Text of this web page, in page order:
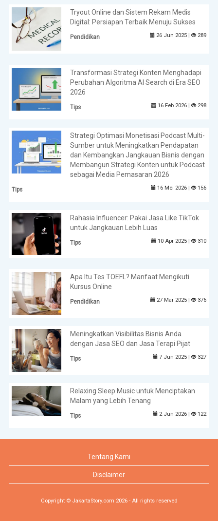
Tryout Online dan Sistem Rekam Medis
Digital: Persiapan Terbaik Menuju Sukses
Pendidikan 26 Jun 2025 | 289
Transformasi Strategi Konten Menghadapi
Perubahan Algoritma AI Search di Era SEO
2026
Tips 16 Feb 2026 | 298
Strategi Optimasi Monetisasi Podcast Multi-
Sumber untuk Meningkatkan Pendapatan
dan Kembangkan Jangkauan Bisnis dengan
Membangun Strategi Konten untuk Podcast
sebagai Media Pemasaran 2026
Tips 16 Mei 2026 | 156
Rahasia Influencer: Pakai Jasa Like TikTok
untuk Jangkauan Lebih Luas
Tips 10 Apr 2025 | 310
Apa Itu Tes TOEFL? Manfaat Mengikuti
Kursus Online
Pendidikan 27 Mar 2025 | 376
Meningkatkan Visibilitas Bisnis Anda
dengan Jasa SEO dan Jasa Terapi Pijat
Tips 7 Jun 2025 | 327
Relaxing Sleep Music untuk Menciptakan
Malam yang Lebih Tenang
Tips 2 Jun 2026 | 122
Tentang Kami
Disclaimer
Copyright © JakartaStory.com 2026 - All rights reserved